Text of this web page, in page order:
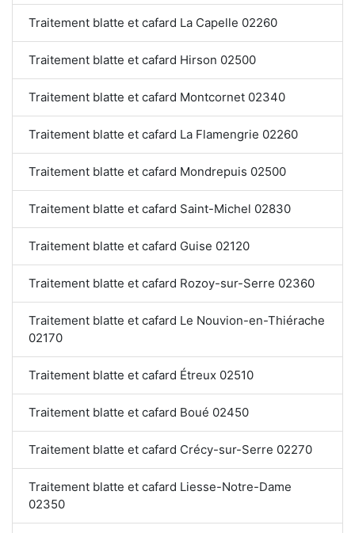
Traitement blatte et cafard La Capelle 02260
Traitement blatte et cafard Hirson 02500
Traitement blatte et cafard Montcornet 02340
Traitement blatte et cafard La Flamengrie 02260
Traitement blatte et cafard Mondrepuis 02500
Traitement blatte et cafard Saint-Michel 02830
Traitement blatte et cafard Guise 02120
Traitement blatte et cafard Rozoy-sur-Serre 02360
Traitement blatte et cafard Le Nouvion-en-Thiérache
02170
Traitement blatte et cafard Étreux 02510
Traitement blatte et cafard Boué 02450
Traitement blatte et cafard Crécy-sur-Serre 02270
Traitement blatte et cafard Liesse-Notre-Dame
02350